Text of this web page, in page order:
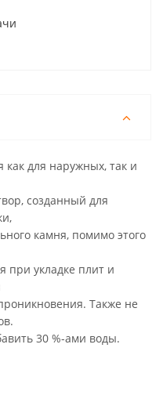
для наружных, так и
созданный для
камня, помимо этого
при укладке плит и
Также не
30 %-ами воды.